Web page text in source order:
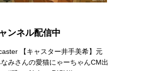
ンネル配信中
【キャスター井手美希】元
みさんの愛猫にゃーちゃんCM出